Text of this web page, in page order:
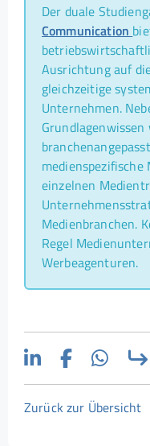
Der duale
Communication
Ausrichtung auf
gleichzeitige
Unternehmen.
medienspezifische
einzelnen
Medienbranchen.
Regel
Werbeagenturen.
Zurück zur Übersicht